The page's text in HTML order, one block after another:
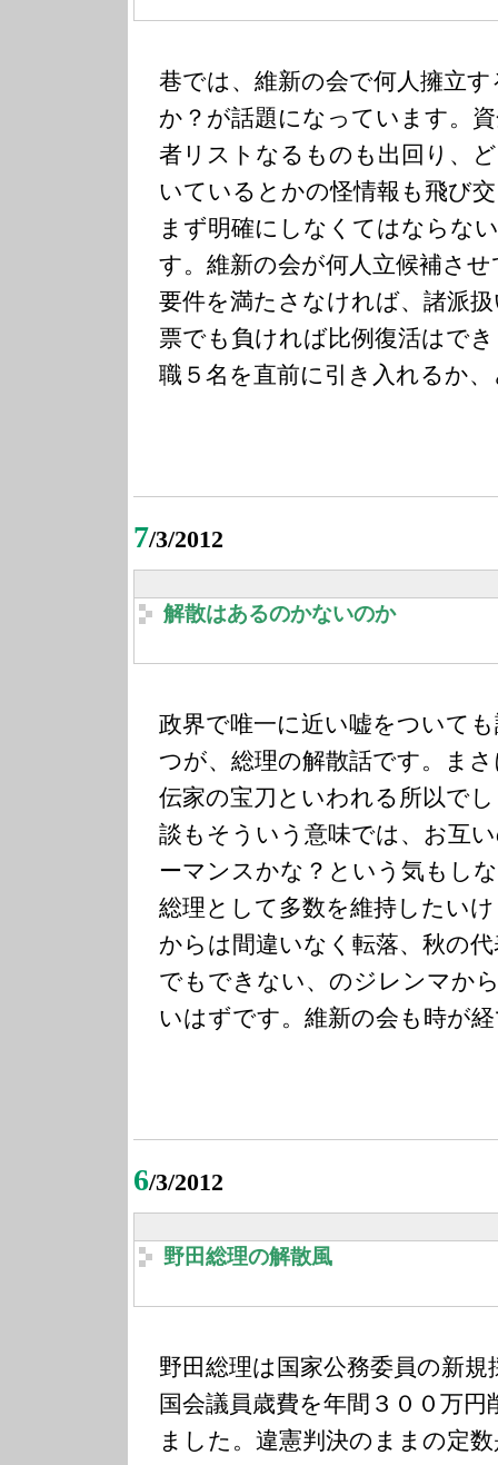
巷では、維新の会で何人擁立
か？が話題になっています。
者リストなるものも出回り、
いているとかの怪情報も飛び
まず明確にしなくてはならな
す。維新の会が何人立候補さ
要件を満たさなければ、諸派
票でも負ければ比例復活はで
職５名を直前に引き入れるか
7/3/2012
解散はあるのかないのか
政界で唯一に近い嘘をついて
つが、総理の解散話です。ま
伝家の宝刀といわれる所以で
談もそういう意味では、お互
ーマンスかな？という気もし
総理として多数を維持したい
からは間違いなく転落、秋の
でもできない、のジレンマか
いはずです。維新の会も時が
6/3/2012
野田総理の解散風
野田総理は国家公務委員の新
国会議員歳費を年間３００万
ました。違憲判決のままの定